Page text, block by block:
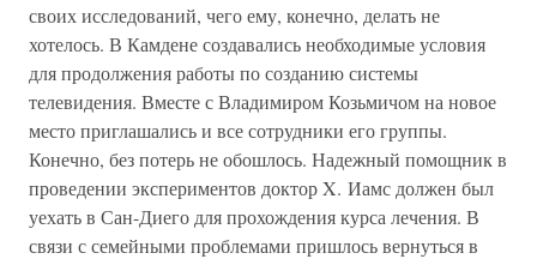
своих исследований, чего ему, конечно, делать не
хотелось. В Камдене создавались необходимые условия
для продолжения работы по созданию системы
телевидения. Вместе с Владимиром Козьмичом на новое
место приглашались и все сотрудники его группы.
Конечно, без потерь не обошлось. Надежный помощник в
проведении экспериментов доктор X. Иамс должен был
уехать в Сан-Диего для прохождения курса лечения. В
связи с семейными проблемами пришлось вернуться в